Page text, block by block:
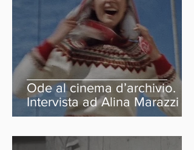
Ode al cinema d’archivio.
Intervista ad Alina Marazzi